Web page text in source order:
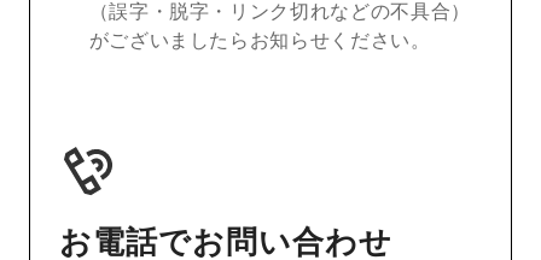
（誤字・脱字・リンク切れなどの不具合）
がございましたらお知らせください。
お電話でお問い合わせ